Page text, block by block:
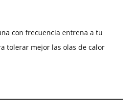
con frecuencia entrena a tu
tolerar mejor las olas de calor